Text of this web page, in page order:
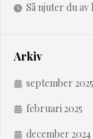
Så njuter du av
Arkiv
september 2025
februari 2025
december 2024